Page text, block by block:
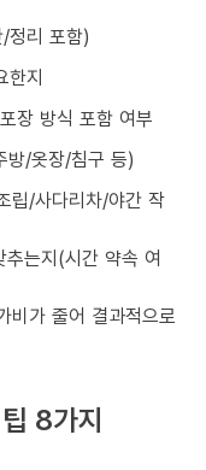
정리 포함)
한지
장 방식 포함 여부
방/옷장/침구 등)
립/사다리차/야간 작
는지(시간 약속 여
비가 줄어 결과적으로
8가지